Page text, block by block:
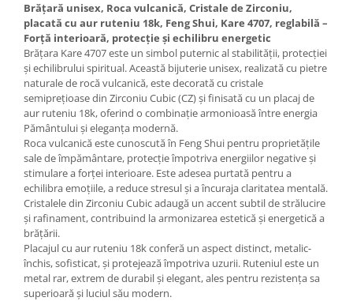
Brățară unisex, Roca vulcanică, Cristale de Zirconiu,
placată cu aur ruteniu 18k, Feng Shui, Kare 4707, reglabilă –
Forță interioară, protecție și echilibru energetic
Brățara Kare 4707 este un simbol puternic al stabilității, protecției
și echilibrului spiritual. Această bijuterie unisex, realizată cu pietre
naturale de rocă vulcanică, este decorată cu cristale
semiprețioase din Zirconiu Cubic (CZ) și finisată cu un placaj de
aur ruteniu 18k, oferind o combinație armonioasă între energia
Pământului și eleganța modernă.
Roca vulcanică este cunoscută în Feng Shui pentru proprietățile
sale de împământare, protecție împotriva energiilor negative și
stimulare a forței interioare. Este adesea purtată pentru a
echilibra emoțiile, a reduce stresul și a încuraja claritatea mentală.
Cristalele din Zirconiu Cubic adaugă un accent subtil de strălucire
și rafinament, contribuind la armonizarea estetică și energetică a
brățării.
Placajul cu aur ruteniu 18k conferă un aspect distinct, metalic-
închis, sofisticat, și protejează împotriva uzurii. Ruteniul este un
metal rar, extrem de durabil și elegant, ales pentru rezistența sa
superioară și luciul său modern.